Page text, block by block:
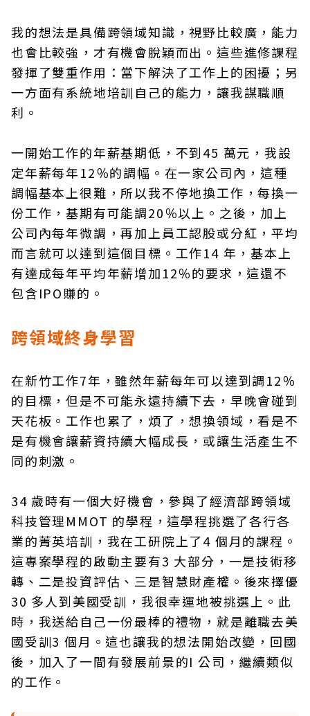
我的想法是具備跨領域知識，視野比較廣，能力
也會比較強，才有機會脫穎而出。這些進修課程
發揮了雙重作用：當下解決了工作上的困擾；另
一方面有系統地培訓自己的能力，讓我謀職順
利。
一開始工作的年薪基期低，不到45 萬元，我設
定年薪每年12％的調幅。在一家公司內，這種
調幅基本上很難，所以我不停地換工作，每換一
份工作，基期有可能調20％以上。之後，加上
公司內每年微調，再加上員工認股或分紅，平均
而言就可以達到這個目標。工作14 年，基本上
有達成每年平均年薪增加12％的要求，這還不
包含IPO賺的。
跨領域終身學習
在新竹工作7年，雖然年薪每年可以達到調12％
的目標，但是不可能永遠持續下去，早晚會碰到
天花板。工作也累了，煩了，想換領域，看是不
是有機會讓薪資持續大幅成長，或讓生活產生不
同的刺激。
34 歲時有一個大好機會，參與了經濟部跨領域
科技管理MMOT 的學程，這學程挑選了各行各
業的菁英培訓，我在工研院上了4 個月的課程。
這專案學程的啟動主要有3 大部分，一是技術移
轉、二是投資評估、三是智慧財產權。後來擇優
30 多人到美國受訓，我很幸運地被挑選上。此
時，我送給自己一份最棒的禮物，就是離職去美
國受訓3 個月。這也讓我的想法開始改變，回國
後，加入了一間有發展前景的I 公司，繼續類似
的工作。